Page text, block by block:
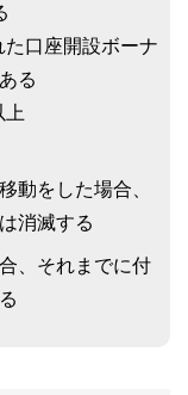
口座開設ボーナ
る
上
動をした場合、
消滅する
、それまでに付